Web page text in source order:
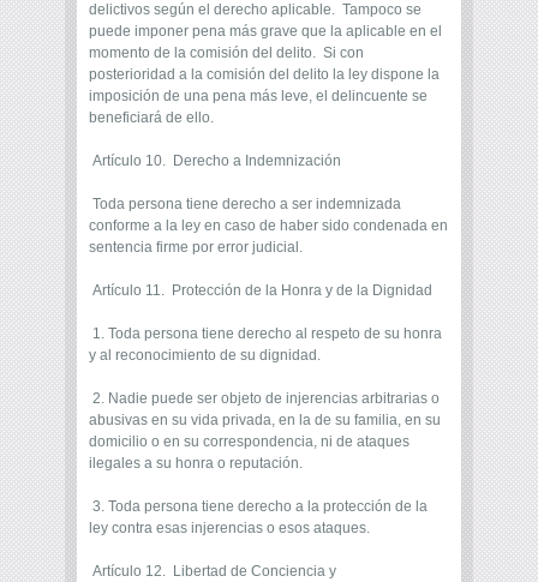
delictivos según el derecho aplicable. Tampoco se
puede imponer pena más grave que la aplicable en el
momento de la comisión del delito. Si con
posterioridad a la comisión del delito la ley dispone la
imposición de una pena más leve, el delincuente se
beneficiará de ello.
Artículo 10. Derecho a Indemnización
Toda persona tiene derecho a ser indemnizada
conforme a la ley en caso de haber sido condenada en
sentencia firme por error judicial.
Artículo 11. Protección de la Honra y de la Dignidad
1. Toda persona tiene derecho al respeto de su honra
y al reconocimiento de su dignidad.
2. Nadie puede ser objeto de injerencias arbitrarias o
abusivas en su vida privada, en la de su familia, en su
domicilio o en su correspondencia, ni de ataques
ilegales a su honra o reputación.
3. Toda persona tiene derecho a la protección de la
ley contra esas injerencias o esos ataques.
Artículo 12. Libertad de Conciencia y